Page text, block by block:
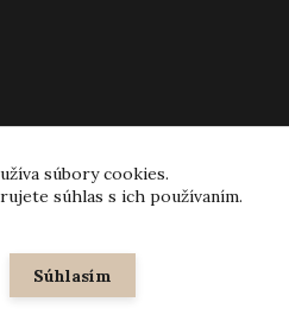
vyhradené
súbory cookies.
súhlas s ich používaním.
Súhlasím